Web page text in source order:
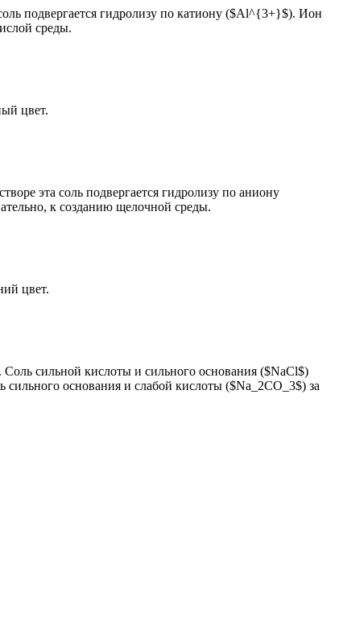
подвергается гидролизу по катиону ($Al^{3+}$). Ион
среды.
цвет.
эта соль подвергается гидролизу по аниону
к созданию щелочной среды.
цвет.
сильной кислоты и сильного основания ($NaCl$)
основания и слабой кислоты ($Na_2CO_3$) за